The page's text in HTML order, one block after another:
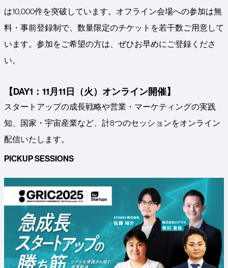
は10,000件を突破しています。オフライン会場への参加は無
料・事前登録制で、数量限定のチケットを若干数ご用意して
います。参加をご希望の方は、ぜひお早めにご登録くださ
い。
【DAY1：11月11日（火）オンライン開催】
スタートアップの成長戦略や営業・マーケティングの実践
知、国家・宇宙産業など、計8つのセッションをオンライン
配信いたします。
PICKUP SESSIONS